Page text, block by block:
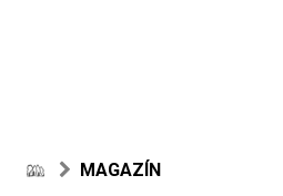
MAGAZÍN